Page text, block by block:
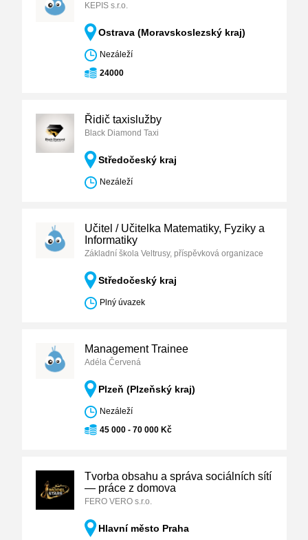
KEPIS s.r.o.
Ostrava (Moravskoslezský kraj)
Nezáleží
24000
Řidič taxislužby
Black Diamond Taxi
Středočeský kraj
Nezáleží
Učitel / Učitelka Matematiky, Fyziky a
Informatiky
Základní škola Veltrusy, příspěvková organizace
Středočeský kraj
Plný úvazek
Management Trainee
Adéla Červená
Plzeň (Plzeňský kraj)
Nezáleží
45 000 - 70 000 Kč
Tvorba obsahu a správa sociálních sítí
— práce z domova
FERO VERO s.r.o.
Hlavní město Praha